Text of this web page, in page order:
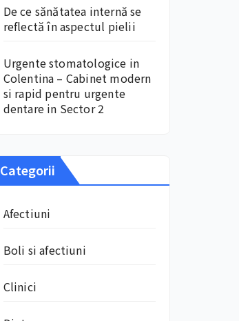
De ce sănătatea internă se
reflectă în aspectul pielii
Urgente stomatologice in
Colentina – Cabinet modern
si rapid pentru urgente
dentare in Sector 2
Categorii
Afectiuni
Boli si afectiuni
Clinici